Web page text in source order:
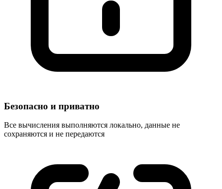
Безопасно и приватно
Все вычисления выполняются локально, данные не
сохраняются и не передаются